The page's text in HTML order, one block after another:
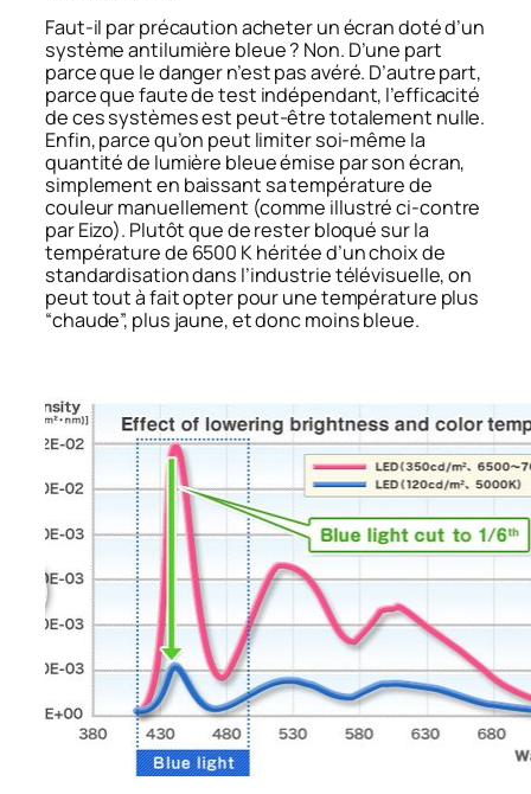
Faut-il par précaution acheter un écran doté d’un
système antilumière bleue ? Non. D’une part
parce que le danger n’est pas avéré. D’autre part,
parce que faute de test indépendant, l’efficacité
de ces systèmes est peut-être totalement nulle.
Enfin, parce qu’on peut limiter soi-même la
quantité de lumière bleue émise par son écran,
simplement en baissant sa température de
couleur manuellement (comme illustré ci-contre
par Eizo). Plutôt que de rester bloqué sur la
température de 6500 K héritée d’un choix de
standardisation dans l’industrie télévisuelle, on
peut tout à fait opter pour une température plus
“chaude”, plus jaune, et donc moins bleue.